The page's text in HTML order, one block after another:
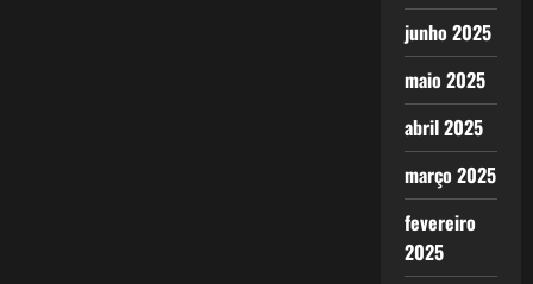
junho 2025
maio 2025
abril 2025
março 2025
fevereiro
2025